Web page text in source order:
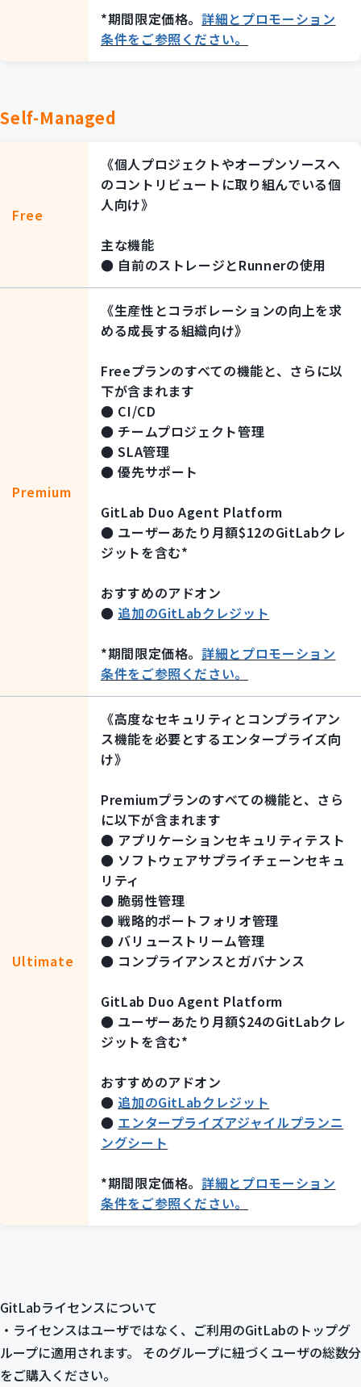
*期間限定価格。詳細とプロモーション
条件をご参照ください。
Self-Managed
Free
《個人プロジェクトやオープンソースへ
のコントリビュートに取り組んでいる個
人向け》
主な機能
● 自前のストレージとRunnerの使用
Premium
《生産性とコラボレーションの向上を求
める成長する組織向け》
Freeプランのすべての機能と、さらに以
下が含まれます
● CI/CD
● チームプロジェクト管理
● SLA管理
● 優先サポート
GitLab Duo Agent Platform
● ユーザーあたり月額$12のGitLabクレ
ジットを含む*
おすすめのアドオン
● 追加のGitLabクレジット
*期間限定価格。詳細とプロモーション
条件をご参照ください。
Ultimate
《高度なセキュリティとコンプライアン
ス機能を必要とするエンタープライズ向
け》
Premiumプランのすべての機能と、さら
に以下が含まれます
● アプリケーションセキュリティテスト
● ソフトウェアサプライチェーンセキュ
リティ
● 脆弱性管理
● 戦略的ポートフォリオ管理
● バリューストリーム管理
● コンプライアンスとガバナンス
GitLab Duo Agent Platform
● ユーザーあたり月額$24のGitLabクレ
ジットを含む*
おすすめのアドオン
● 追加のGitLabクレジット
● エンタープライズアジャイルプランニ
ングシート
*期間限定価格。詳細とプロモーション
条件をご参照ください。
GitLabライセンスについて
・ライセンスはユーザではなく、ご利用のGitLabのトップグ
ループに適用されます。 そのグループに紐づくユーザの総数分
をご購入ください。